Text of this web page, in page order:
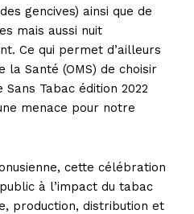
gencives) ainsi que de
mais aussi nuit
Ce qui permet d’ailleurs
la Santé (OMS) de choisir
Tabac édition 2022
menace pour notre
cette célébration
à l’impact du tabac
production, distribution et